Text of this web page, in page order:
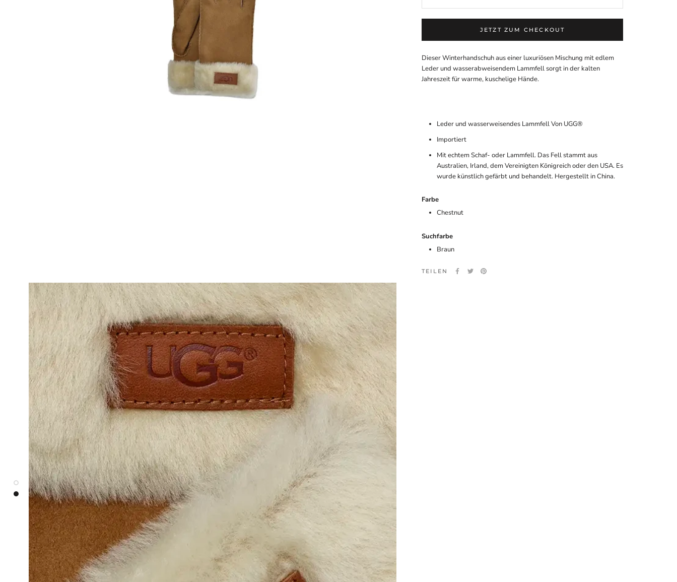
JETZT ZUM CHECKOUT
Dieser Winterhandschuh aus einer luxuriösen Mischung mit edlem
Leder und wasserabweisendem Lammfell sorgt in der kalten
Jahreszeit für warme, kuschelige Hände.
Leder und wasserweisendes Lammfell Von UGG®
Importiert
Mit echtem Schaf- oder Lammfell. Das Fell stammt aus
Australien, Irland, dem Vereinigten Königreich oder den USA. Es
wurde künstlich gefärbt und behandelt. Hergestellt in China.
Farbe
Chestnut
Suchfarbe
Braun
TEILEN